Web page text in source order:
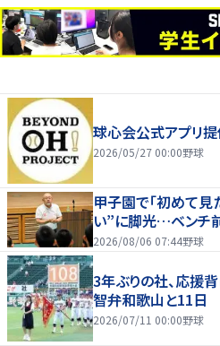
球心会公式アプリ提
2026/05/27 00:00野球
甲子園で「初めて
い”に脚光…ベンチ
2026/08/06 07:44野球
3年ぶりの社、応援
智弁和歌山と11日
2026/07/11 00:00野球